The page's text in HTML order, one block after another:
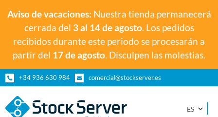
Aviso de vacaciones: Nuestra tienda permanecerá
cerrada del 3 al 14 de agosto. Los pedidos
recibidos durante este periodo se procesarán a
partir del 17 de agosto. Disculpen las molestias.
 +34 936 630 984  comercial@stockserver.es